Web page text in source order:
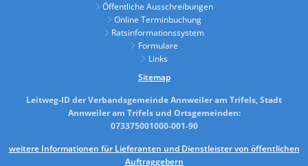
Öffentliche Ausschreibungen
Online Terminbuchung
Ratsinformationssystem
Formulare
Links
Sitemap
Leitweg-ID der Verbandsgemeinde Annweiler am Trifels, Stadt
Annweiler am Trifels und Ortsgemeinden:
073375001000-001-90
weitere Informationen für Lieferanten und Dienstleister von öffentlichen
Auftraggebern